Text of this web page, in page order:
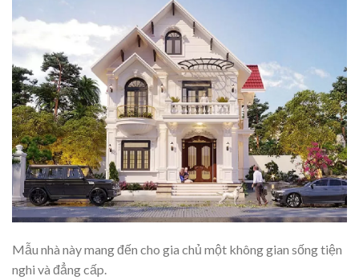
Mẫu nhà này mang đến cho gia chủ một không gian sống tiện
nghi và đẳng cấp.